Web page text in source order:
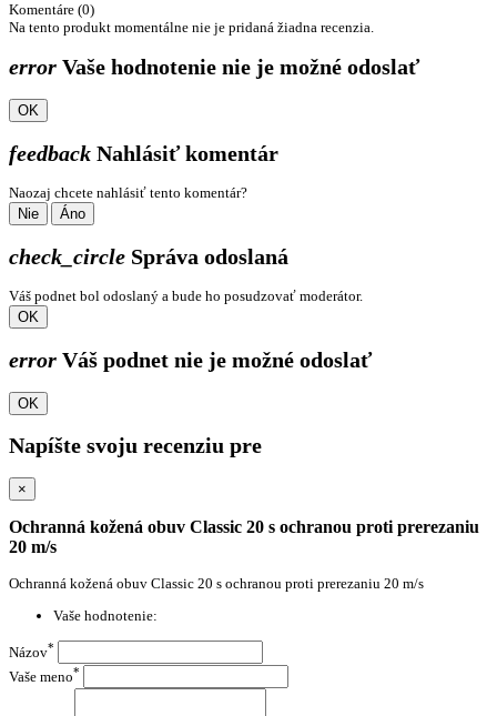
Komentáre (0)
Na tento produkt momentálne nie je pridaná žiadna recenzia.
error Vaše hodnotenie nie je možné odoslať
OK
feedback Nahlásiť komentár
Naozaj chcete nahlásiť tento komentár?
Nie
Áno
check_circle Správa odoslaná
Váš podnet bol odoslaný a bude ho posudzovať moderátor.
OK
error Váš podnet nie je možné odoslať
OK
Napíšte svoju recenziu pre
×
Ochranná kožená obuv Classic 20 s ochranou proti prerezaniu
20 m/s
Ochranná kožená obuv Classic 20 s ochranou proti prerezaniu 20 m/s
Vaše hodnotenie:
Názov*
Vaše meno*